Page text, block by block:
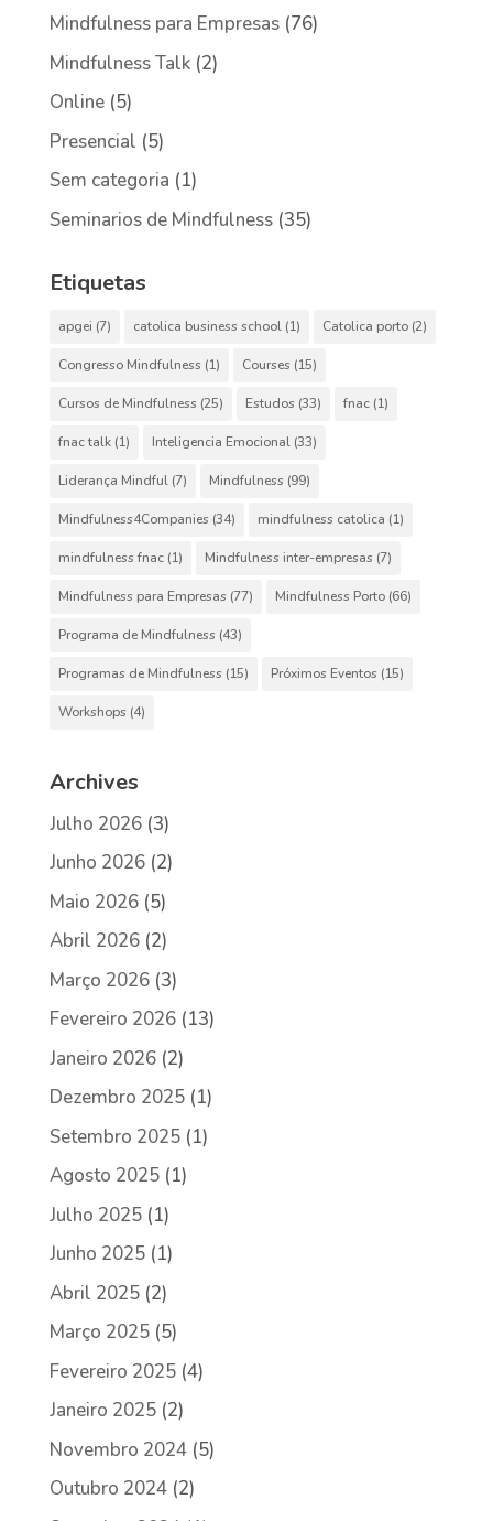
Mindfulness para Empresas(76)
Mindfulness Talk(2)
Online(5)
Presencial (5)
Sem categoria (1)
Seminarios de Mindfulness(35)
Etiquetas
apgei (7) catolica business school(1) Catolica porto(2)
Congresso Mindfulness (1) Courses (15)
Cursos de Mindfulness (25) Estudos (33) fnac(1)
fnac talk(1) Inteligencia Emocional(33)
Liderança Mindful(7) Mindfulness (99)
Mindfulness4Companies (34) mindfulness catolica (1)
mindfulness fnac(1) Mindfulness inter-empresas (7)
Mindfulness para Empresas (77) Mindfulness Porto(66)
Programa de Mindfulness (43)
Programas de Mindfulness (15) Próximos Eventos (15)
Workshops (4)
Archives
Julho 2026(3)
Junho 2026(2)
Maio 2026(5)
Abril 2026(2)
Março 2026(3)
Fevereiro 2026(13)
Janeiro 2026(2)
Dezembro 2025(1)
Setembro 2025(1)
Agosto 2025(1)
Julho 2025(1)
Junho 2025(1)
Abril 2025(2)
Março 2025(5)
Fevereiro 2025(4)
Janeiro 2025(2)
Novembro 2024(5)
Outubro 2024(2)